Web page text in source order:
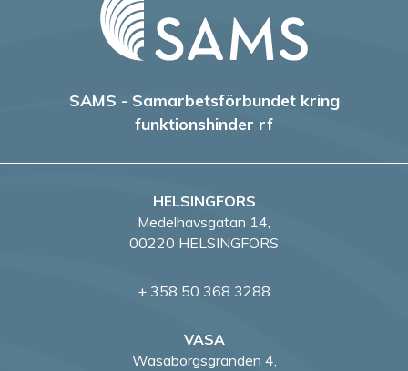
SAMS - Samarbetsförbundet kring
funktionshinder rf
HELSINGFORS
Medelhavsgatan 14,
00220 HELSINGFORS
+ 358 50 368 3288
VASA
Wasaborgsgränden 4,